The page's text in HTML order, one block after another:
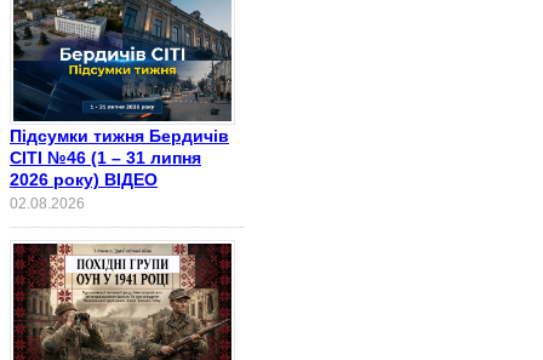
Підсумки тижня Бердичів
СІТІ №46 (1 – 31 липня
2026 року) ВІДЕО
02.08.2026